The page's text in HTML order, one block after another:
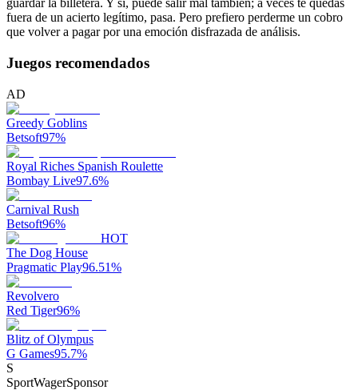
guardar la billetera. Y sí, puede salir mal también; a veces te quedas
fuera de un acierto legítimo, pasa. Pero prefiero perderme un cobro
que volver a pagar por una emoción disfrazada de análisis.
Juegos recomendados
AD
Greedy Goblins
Betsoft97%
Royal Riches Spanish Roulette
Bombay Live97.6%
Carnival Rush
Betsoft96%
HOT
The Dog House
Pragmatic Play96.51%
Revolvero
Red Tiger96%
Blitz of Olympus
G Games95.7%
S
SportWagerSponsor